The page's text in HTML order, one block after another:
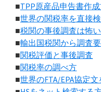
■TPP原産品申告書作
■世界の関税率を直接
■税関の事後調査は怖い
■輸出国税関から調査
■関税評価と事後調査
■関税率の調べ方
■世界のFTA/EPA協定